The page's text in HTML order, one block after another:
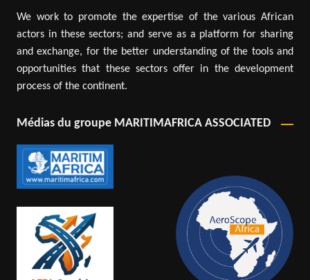
We work to promote the expertise of the various African
actors in these sectors; and serve as a platform for sharing
and exchange, for the better understanding of the tools and
opportunities that these sectors offer in the development
process of the continent.
Médias du groupe MARITIMAFRICA ASSOCIATED